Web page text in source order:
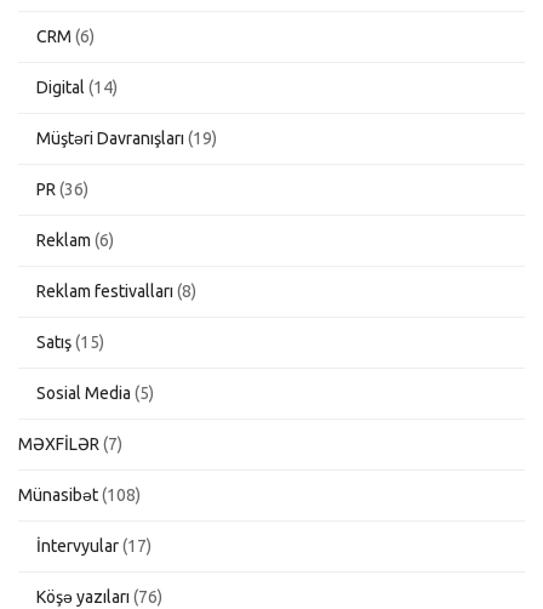
CRM (6)
Digital (14)
Müştəri Davranışları (19)
PR (36)
Reklam (6)
Reklam festivalları (8)
Satış(15)
Sosial Media (5)
MƏXFİLƏR (7)
Münasibət(108)
İntervyular(17)
Köşə yazıları (76)